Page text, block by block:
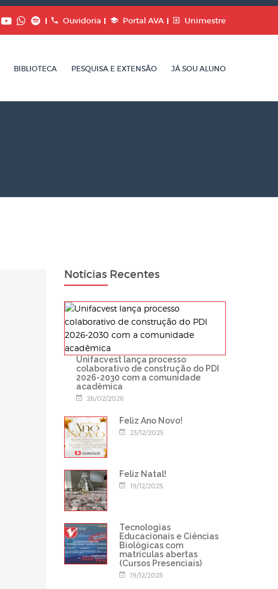
Ouvidoria Portal AVA Unimestre
BIBLIOTECA PESQUISA E EXTENSÃO JÁ SOU ALUNO
Notícias Recentes
Unifacvest lança processo
colaborativo de construção do PDI
2026-2030 com a comunidade
acadêmica
26/02/2026
Feliz Ano Novo!
23/12/2025
Feliz Natal!
19/12/2025
Tecnologias
Educacionais e Ciências
Biológicas com
matrículas abertas
(Cursos Presenciais)
19/12/2025